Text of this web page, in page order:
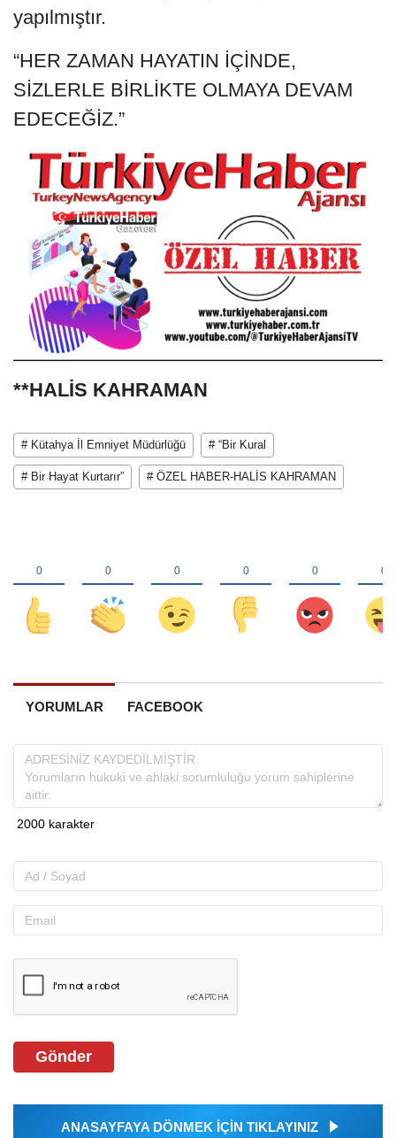
yapılmıştır.
“HER ZAMAN HAYATIN İÇİNDE,
SİZLERLE BİRLİKTE OLMAYA DEVAM
EDECEĞİZ.”
**HALİS KAHRAMAN
# Kütahya İl Emniyet Müdürlüğü # “Bir Kural
# Bir Hayat Kurtarır” # ÖZEL HABER-HALİS KAHRAMAN
YORUMLAR FACEBOOK
Gönder
ANASAYFAYA DÖNMEK İÇİN TIKLAYINIZ